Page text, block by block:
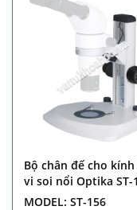
Bộ chân đế cho
vi soi nổi Optika ST-
MODEL: ST-156